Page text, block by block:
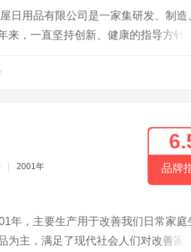
日用品有限公司是一家集研发、制造
来，一直坚持创新、健康的指导方针
2001年 品牌
年，主要生产用于改善我们日常家庭
为主，满足了现代社会人们对改善家